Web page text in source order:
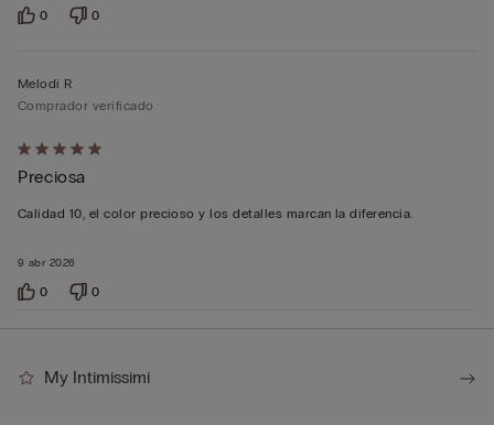
0 0
Calificación
de
5
5
9 abr 2026
Melodi R
Comprador verificado
Preciosa
Calidad 10, el color precioso y los detalles marcan la diferencia.
0 0
My Intimissimi